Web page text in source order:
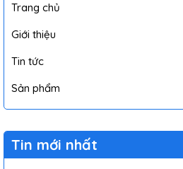
Trang chủ
Giới thiệu
Tin tức
Sản phẩm
Tin mới nhất